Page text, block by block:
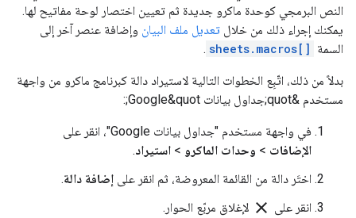
النص البرمجي كوحدة ماكرو جديدة ثم تعيين اختصار لوحة مفاتيح لها.
يمكنك إجراء ذلك من خلال تعديل ملف البيان وإضافة عنصر آخر إلى
السمة sheets.macros[]
.
بدلاً من ذلك، اتّبِع الخطوات التالية لاستيراد دالة كبرنامج ماكرو من واجهة
مستخدم &quot;جداول بيانات Google&quot;:
في واجهة مستخدم "جداول بيانات Google"، انقر على
الإضافات > وحدات الماكرو > استيراد.
اختَر دالة من القائمة المعروضة، ثم انقر على إضافة دالة.
انقر على clear لإغلاق مربّع الحوار.